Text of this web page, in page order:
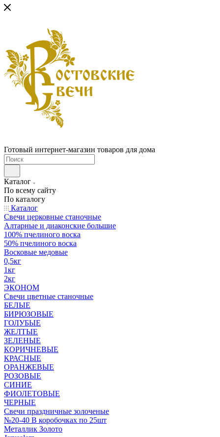
Готовый интернет-магазин товаров для дома
Каталог
По всему сайту
По каталогу
Каталог
Свечи церковные станочные
Алтарные и диаконские большие
100% пчелиного воска
50% пчелиного воска
Восковые медовые
0,5кг
1кг
2кг
ЭКОНОМ
Свечи цветные станочные
БЕЛЫЕ
БИРЮЗОВЫЕ
ГОЛУБЫЕ
ЖЕЛТЫЕ
ЗЕЛЕНЫЕ
КОРИЧНЕВЫЕ
КРАСНЫЕ
ОРАНЖЕВЫЕ
РОЗОВЫЕ
СИНИЕ
ФИОЛЕТОВЫЕ
ЧЕРНЫЕ
Свечи праздничные золоченые
№20-40 В коробочках по 25шт
Металлик Золото